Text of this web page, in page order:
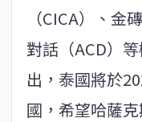
（CICA）、金
對話（ACD）
出，泰國將於
國，希望哈薩